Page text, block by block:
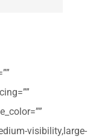
visibility,large-